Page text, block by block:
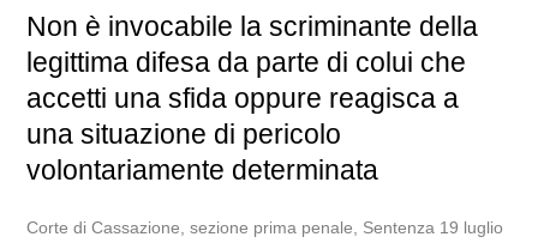
Non è invocabile la scriminante della
legittima difesa da parte di colui che
accetti una sfida oppure reagisca a
una situazione di pericolo
volontariamente determinata
Corte di Cassazione, sezione prima penale, Sentenza 19 luglio